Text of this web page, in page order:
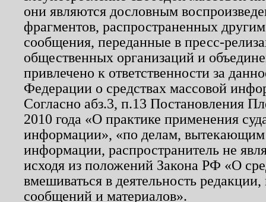
они являются дословным
фрагментов, распространенных
сообщения, переданные в пресс-
общественных организаций и
привлечено к ответственности за
Федерации о средствах массовой
Согласно абз.3, п.13 Постановления
2010 года «О практике применения
информации», «по делам, вытекающим
информации, распространитель не
исходя из положений Закона РФ «О
вмешиваться в деятельность
сообщений и материалов».